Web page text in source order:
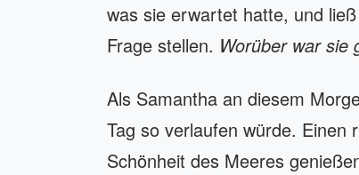
was sie erwartet hatte, und
Frage stellen. Worüber war sie
Als Samantha an diesem
Tag so verlaufen würde. Einen
Schönheit des Meeres